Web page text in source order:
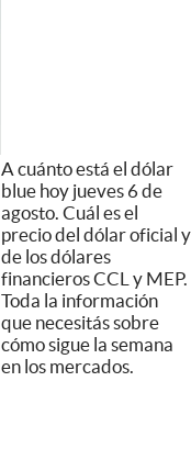
A cuánto está el dólar
blue hoy jueves 6 de
agosto. Cuál es el
precio del dólar oficial y
de los dólares
financieros CCL y MEP.
Toda la información
que necesitás sobre
cómo sigue la semana
en los mercados.